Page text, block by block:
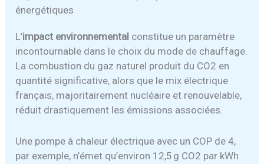
énergétiques
L’impact environnemental constitue un paramètre
incontournable dans le choix du mode de chauffage.
La combustion du gaz naturel produit du CO2 en
quantité significative, alors que le mix électrique
français, majoritairement nucléaire et renouvelable,
réduit drastiquement les émissions associées.
Une pompe à chaleur électrique avec un COP de 4,
par exemple, n’émet qu’environ 12,5 g CO2 par kWh